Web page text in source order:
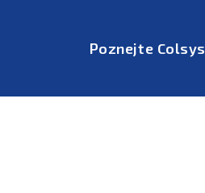
Poznejte Colsys